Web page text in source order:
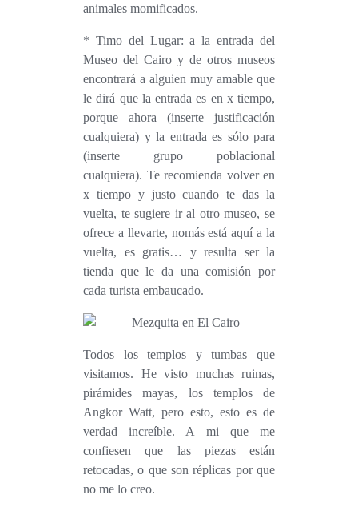
animales momificados.
* Timo del Lugar: a la entrada del
Museo del Cairo y de otros museos
encontrará a alguien muy amable que
le dirá que la entrada es en x tiempo,
porque ahora (inserte justificación
cualquiera) y la entrada es sólo para
(inserte grupo poblacional
cualquiera). Te recomienda volver en
x tiempo y justo cuando te das la
vuelta, te sugiere ir al otro museo, se
ofrece a llevarte, nomás está aquí a la
vuelta, es gratis… y resulta ser la
tienda que le da una comisión por
cada turista embaucado.
Todos los templos y tumbas que
visitamos. He visto muchas ruinas,
pirámides mayas, los templos de
Angkor Watt, pero esto, esto es de
verdad increíble. A mi que me
confiesen que las piezas están
retocadas, o que son réplicas por que
no me lo creo.